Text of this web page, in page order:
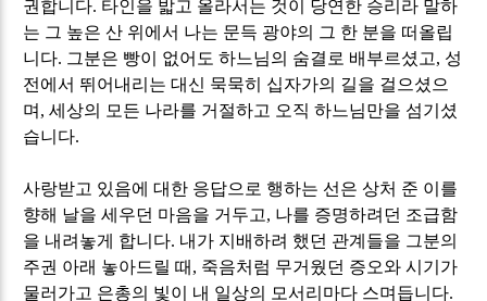
권합니다. 타인을 밟고 올라서는 것이 당연한 승리라 말하
는 그 높은 산 위에서 나는 문득 광야의 그 한 분을 떠올립
니다. 그분은 빵이 없어도 하느님의 숨결로 배부르셨고, 성
전에서 뛰어내리는 대신 묵묵히 십자가의 길을 걸으셨으
며 ,세상의 모든 나라를 거절하고 오직 하느님만을 섬기셨
습니다.
사랑받고 있음에 대한 응답으로 행하는 선은 상처 준 이를
향해 날을 세우던 마음을 거두고, 나를 증명하려던 조급함
을 내려놓게 합니다. 내가 지배하려 했던 관계들을 그분의
주권 아래 놓아드릴 때 , 죽음처럼 무거웠던 증오와 시기가
물러가고 은총의 빛이 내 일상의 모서리마다 스며듭니다.